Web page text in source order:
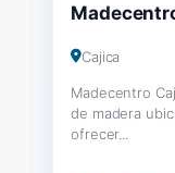
Cajica
Madecentro
de madera
ofrecer...